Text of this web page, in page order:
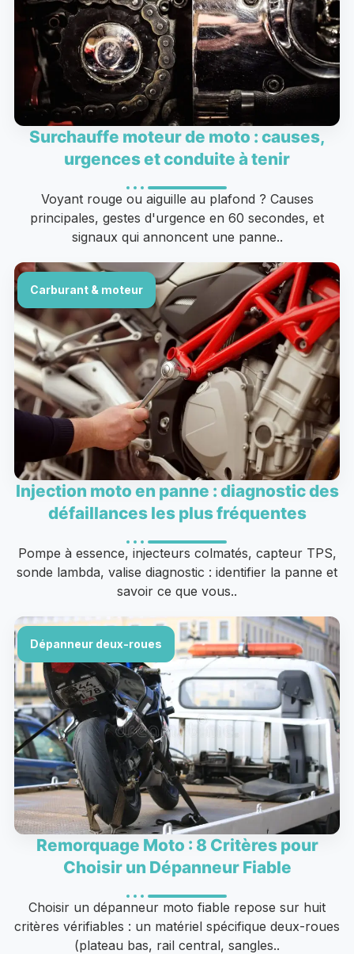
Surchauffe moteur de moto : causes,
urgences et conduite à tenir
Voyant rouge ou aiguille au plafond ? Causes
principales, gestes d'urgence en 60 secondes, et
signaux qui annoncent une panne..
Carburant & moteur
Injection moto en panne : diagnostic des
défaillances les plus fréquentes
Pompe à essence, injecteurs colmatés, capteur TPS,
sonde lambda, valise diagnostic : identifier la panne et
savoir ce que vous..
Dépanneur deux-roues
Remorquage Moto : 8 Critères pour
Choisir un Dépanneur Fiable
Choisir un dépanneur moto fiable repose sur huit
critères vérifiables : un matériel spécifique deux-roues
(plateau bas, rail central, sangles..